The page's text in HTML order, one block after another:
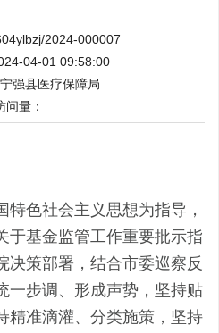
2024-000007
04-01 09:58:00
强县医疗保障局
问量：
特色社会主义思想为指导，
于基金监管工作重要批示指
决策部署，结合市委巡察反
一步调、形成声势，坚持贴
精准滴灌、分类施策，坚持